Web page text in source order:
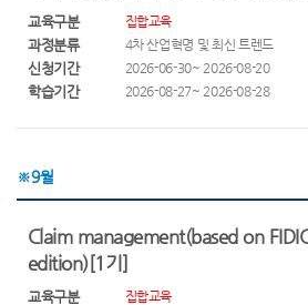
교육구분 집합교육
과정분류 4차 산업혁명 및 최신 트렌드
신청기간 2026-06-30~ 2026-08-20
학습기간 2026-08-27~ 2026-08-28
※9월
Claim management(based on
edition)[1기]
교육구분 집합교육